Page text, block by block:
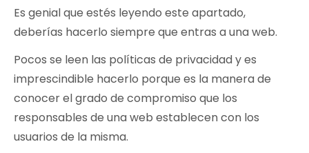
Es genial que estés leyendo este apartado,
deberías hacerlo siempre que entras a una web.
Pocos se leen las políticas de privacidad y es
imprescindible hacerlo porque es la manera de
conocer el grado de compromiso que los
responsables de una web establecen con los
usuarios de la misma.